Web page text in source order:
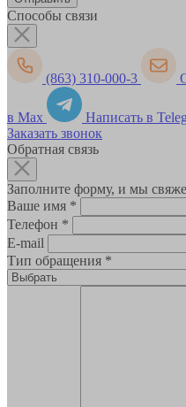
Способы связи
(863) 310-000-3
в Max
Написать в
Заказать звонок
Обратная связь
Заполните форму, и мы
Ваше имя *
Телефон *
E-mail
Тип обращения *